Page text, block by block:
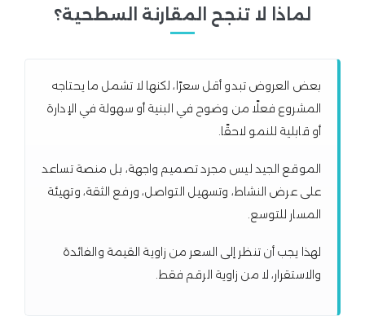
لماذا لا تنجح المقارنة السطحية؟
بعض العروض تبدو أقل سعرًا، لكنها لا تشمل ما يحتاجه
المشروع فعلًا من وضوح في البنية أو سهولة في الإدارة
أو قابلية للنمو لاحقًا.
الموقع الجيد ليس مجرد تصميم واجهة، بل منصة تساعد
على عرض النشاط، وتسهيل التواصل، ورفع الثقة، وتهيئة
المسار للتوسع.
لهذا يجب أن تنظر إلى السعر من زاوية القيمة والفائدة
والاستقرار، لا من زاوية الرقم فقط.